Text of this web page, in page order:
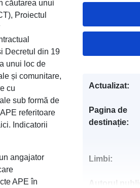
căutarea unui
Proiectul
Decretul din 19
unui loc de
și comunitare,
cu
sub formă de
referitoare
Indicatorii
angajator
APE în
Actualizat:
Pagina de
destinație:
Limbi:
Autorul